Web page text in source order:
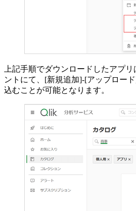
上記手順でダウンロードしたアプ
ントにて、[新規追加]-[アップロー
込むことが可能となります。